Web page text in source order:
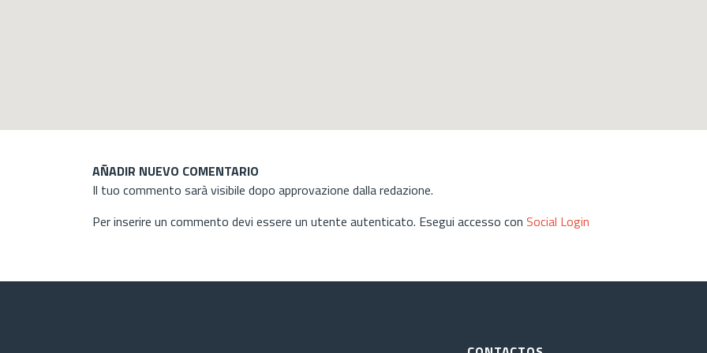
AÑADIR NUEVO COMENTARIO
Il tuo commento sarà visibile dopo approvazione dalla redazione.
Per inserire un commento devi essere un utente autenticato. Esegui accesso con Social Login